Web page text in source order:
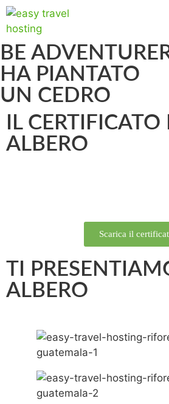
BE
HA PIANTATO
UN CEDRO
IL
ALBERO
Scarica il
TI
ALBERO